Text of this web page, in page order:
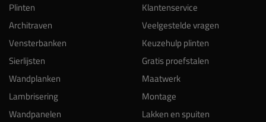
Plinten
Architraven
Vensterbanken
Sierlijsten
Wandplanken
Lambrisering
Wandpanelen
Klantenservice
Veelgestelde vragen
Keuzehulp plinten
Gratis proefstalen
Maatwerk
Montage
Lakken en spuiten